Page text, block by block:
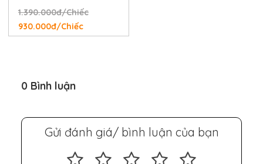
1.390.000đ/Chiếc
930.000đ/Chiếc
0 Bình luận
Gửi đánh giá/ bình luận của bạn